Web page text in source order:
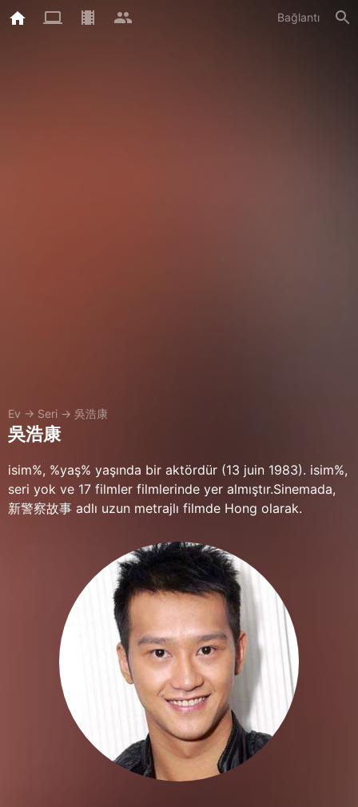
Bağlantı
Ev → Seri → 吳浩康
吳浩康
isim%, %yaş% yaşında bir aktördür (13 juin 1983). isim%,
seri yok ve 17 filmler filmlerinde yer almıştır.Sinemada,
新警察故事 adlı uzun metrajlı filmde Hong olarak.